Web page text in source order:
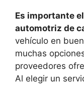
Es importante
automotriz de
vehículo en
muchas
proveedores
Al elegir un